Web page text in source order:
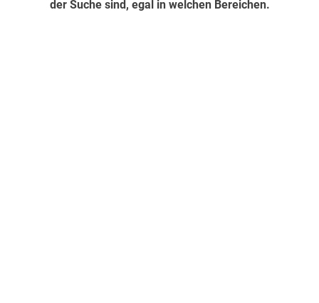
der Suche sind, egal in welchen Bereichen.